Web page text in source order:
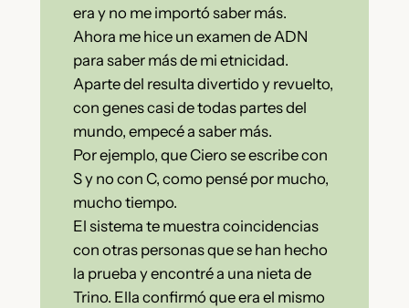
era y no me importó saber más.
Ahora me hice un examen de ADN
para saber más de mi etnicidad.
Aparte del resulta divertido y revuelto,
con genes casi de todas partes del
mundo, empecé a saber más.
Por ejemplo, que Ciero se escribe con
S y no con C, como pensé por mucho,
mucho tiempo.
El sistema te muestra coincidencias
con otras personas que se han hecho
la prueba y encontré a una nieta de
Trino. Ella confirmó que era el mismo